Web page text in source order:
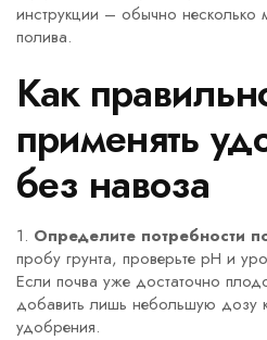
инструкции – обычно несколько
полива.
Как
применять
без навоза
1. Определите потребности
пробу грунта, проверьте pH и
Если почва уже достаточно
добавить лишь небольшую дозу
удобрения.